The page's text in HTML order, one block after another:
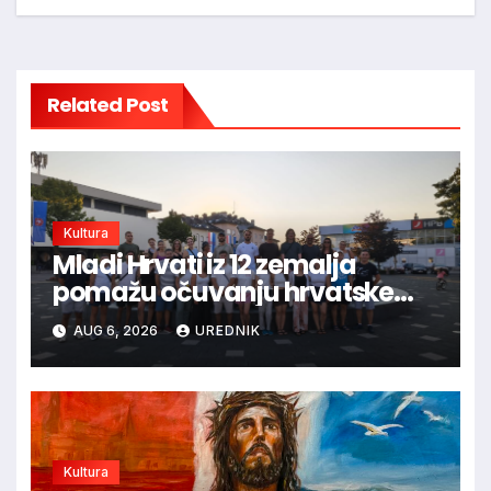
Related Post
Kultura
Mladi Hrvati iz 12 zemalja
pomažu očuvanju hrvatske
prirodne i kulturne baštine
AUG 6, 2026 UREDNIK
Kultura